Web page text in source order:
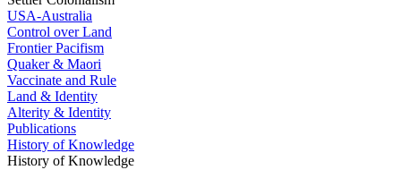
USA-Australia
Control over Land
Frontier Pacifism
Quaker & Maori
Vaccinate and Rule
Land & Identity
Alterity & Identity
Publications
History of Knowledge
History of Knowledge